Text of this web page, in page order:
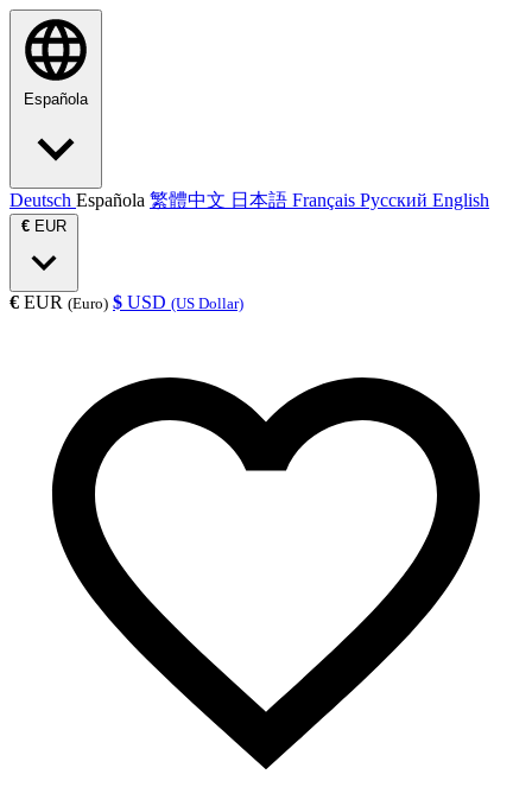
Española
Deutsch Española 繁體中文 日本語 Français Русский English
€ EUR
€ EUR (Euro) $ USD (US Dollar)